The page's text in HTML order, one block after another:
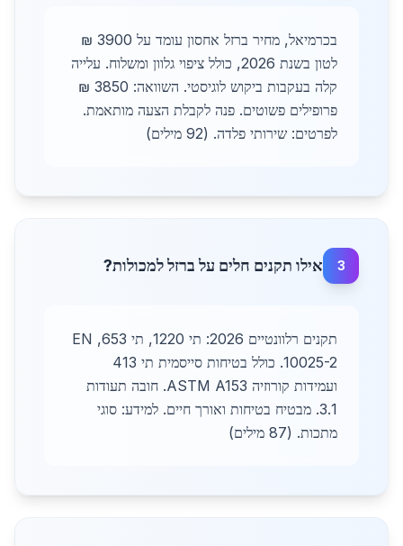
בכרמיאל, מחיר ברזל אחסון עומד על 3900 ₪
לטון בשנת 2026, כולל ציפוי גלוון ומשלוח. עלייה
קלה בעקבות ביקוש לוגיסטי. השוואה: 3850 ₪
פרופילים פשוטים. פנה לקבלת הצעה מותאמת.
לפרטים: שירותי פלדה. (92 מילים)
3 אילו תקנים חלים על ברזל למכולות?
תקנים רלוונטיים 2026: תי 1220, תי 653, EN
10025-2. כולל בטיחות סייסמית תי 413
ועמידות קורוזיה ASTM A153. חובה תעודות
3.1. מבטיח בטיחות ואורך חיים. למידע: סוגי
מתכות. (87 מילים)